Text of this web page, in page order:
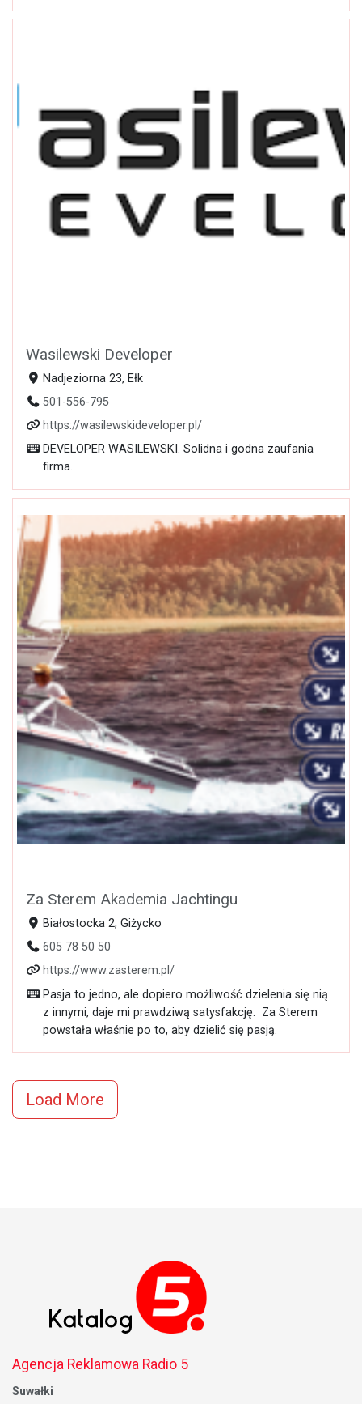
Wasilewski Developer
Nadjeziorna 23, Ełk
501-556-795
https://wasilewskideveloper.pl/
DEVELOPER WASILEWSKI. Solidna i godna zaufania
firma.
Za Sterem Akademia Jachtingu
Białostocka 2, Giżycko
605 78 50 50
https://www.zasterem.pl/
Pasja to jedno, ale dopiero możliwość dzielenia się nią
z innymi, daje mi prawdziwą satysfakcję. Za Sterem
powstała właśnie po to, aby dzielić się pasją.
Load More
Agencja Reklamowa Radio 5
Suwałki